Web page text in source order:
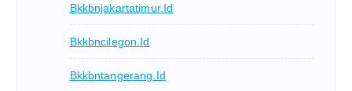
Bkkbnjakartatimur.id
Bkkbncilegon.id
Bkkbntangerang.id